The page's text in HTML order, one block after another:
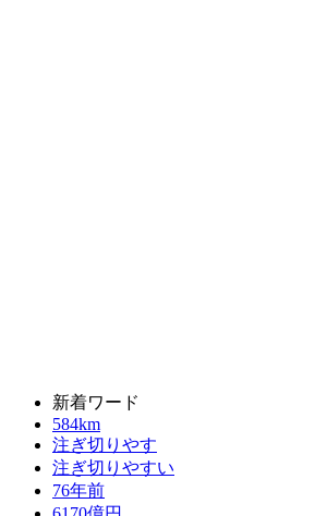
新着ワード
584km
注ぎ切りやす
注ぎ切りやすい
76年前